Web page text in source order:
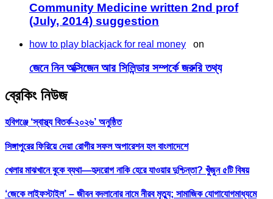
Community Medicine written 2nd prof
(July, 2014) suggestion
how to play blackjack for real money on
জেনে নিন অক্সিজেন আর সিলিন্ডার সম্পর্কে জরুরি তথ্য
ব্রেকিং নিউজ
হবিগঞ্জে ‘স্বাস্থ্য বিতর্ক-২০২৬’ অনুষ্ঠিত
সিঙ্গাপুরের ফিরিয়ে দেয়া রোগীর সফল অপারেশন হল বাংলাদেশে
খেলার মাঝখানে বুকে ব্যথা—হৃদরোগ নাকি হেরে যাওয়ার দুশ্চিন্তা? খুঁজুন ৫টি বিষয়
‘জেকে লাইফস্টাইল’ – জীবন বদলানোর নামে নীরব মৃত্যু; সামাজিক যোগাযোগমাধ্যমে